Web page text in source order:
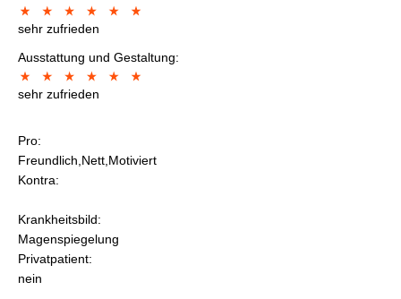
sehr zufrieden
Ausstattung und Gestaltung:
sehr zufrieden
Pro:
Freundlich,Nett,Motiviert
Kontra:
Krankheitsbild:
Magenspiegelung
Privatpatient:
nein